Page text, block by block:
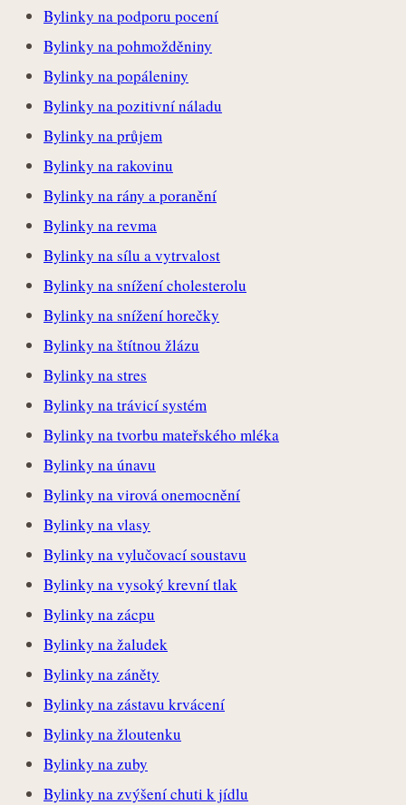
Bylinky na podporu pocení
Bylinky na pohmožděniny
Bylinky na popáleniny
Bylinky na pozitivní náladu
Bylinky na průjem
Bylinky na rakovinu
Bylinky na rány a poranění
Bylinky na revma
Bylinky na sílu a vytrvalost
Bylinky na snížení cholesterolu
Bylinky na snížení horečky
Bylinky na štítnou žlázu
Bylinky na stres
Bylinky na trávicí systém
Bylinky na tvorbu mateřského mléka
Bylinky na únavu
Bylinky na virová onemocnění
Bylinky na vlasy
Bylinky na vylučovací soustavu
Bylinky na vysoký krevní tlak
Bylinky na zácpu
Bylinky na žaludek
Bylinky na záněty
Bylinky na zástavu krvácení
Bylinky na žloutenku
Bylinky na zuby
Bylinky na zvýšení chuti k jídlu